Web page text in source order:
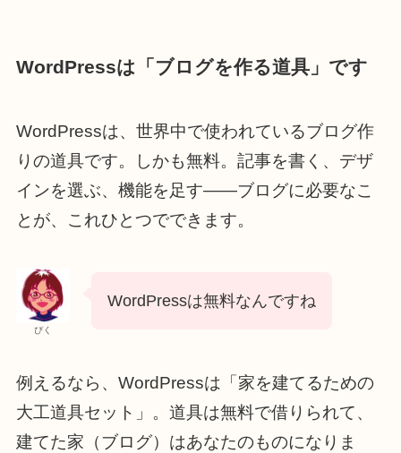
WordPressは「ブログを作る道具」です
WordPressは、世界中で使われているブログ作
りの道具です。しかも無料。記事を書く、デザ
インを選ぶ、機能を足す——ブログに必要なこ
とが、これひとつでできます。
ぴく
WordPressは無料なんですね
例えるなら、WordPressは「家を建てるための
大工道具セット」。道具は無料で借りられて、
建てた家（ブログ）はあなたのものになりま